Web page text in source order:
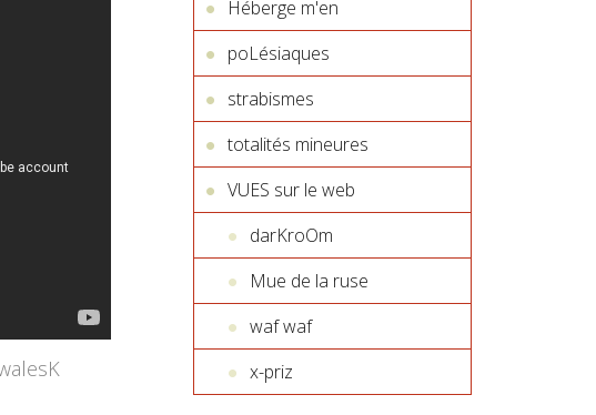
Héberge m'en
poLésiaques
strabismes
totalités mineures
VUES sur le web
darKroOm
Mue de la ruse
waf waf
x-priz